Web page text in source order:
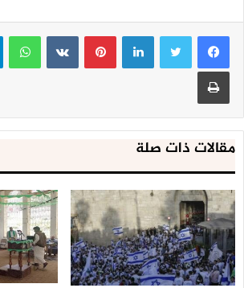
لينكدإنبينتيريست
طباعة
مقالات ذات صلة